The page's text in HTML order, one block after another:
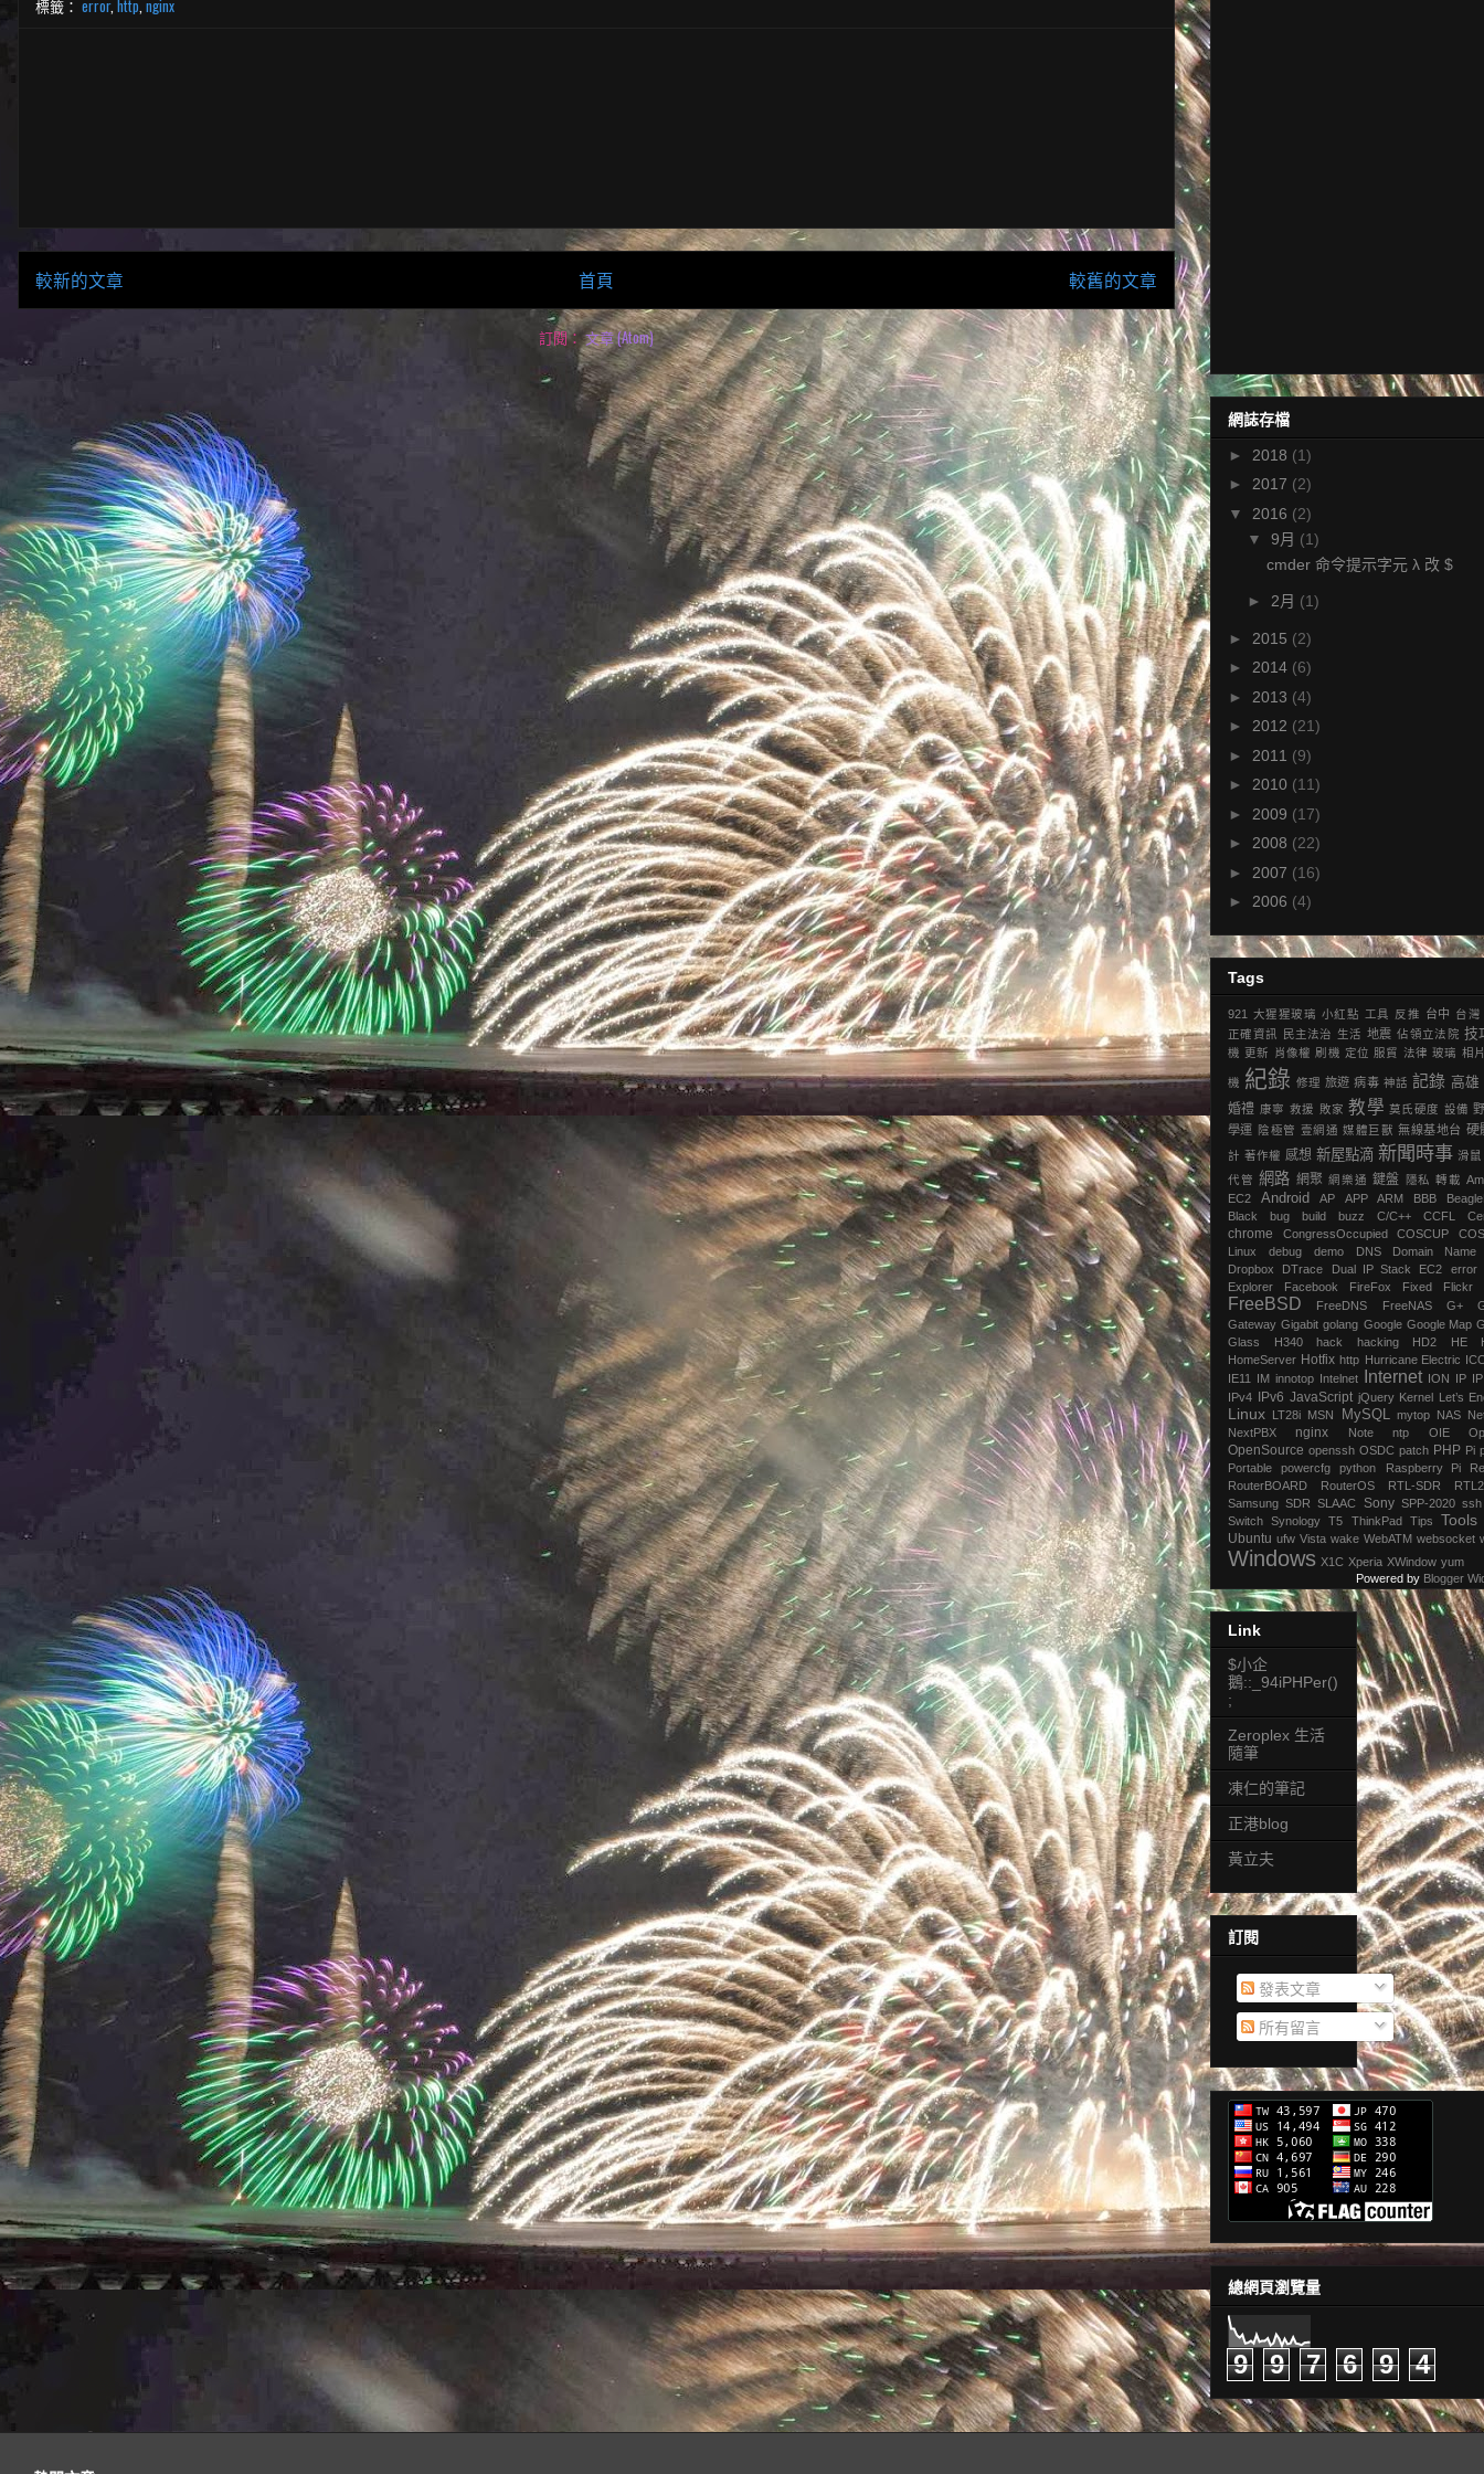
標籤： error, http,nginx
較新的文章 較舊的文章
首頁
訂閱：文章 (Atom)
網誌存檔
► 2018 (1)
► 2017 (2)
▼ 2016 (2)
▼ 9月 (1)
cmder 命令提示字元 λ 改 $
► 2月 (1)
► 2015 (2)
► 2014 (6)
► 2013 (4)
► 2012 (21)
► 2011 (9)
► 2010 (11)
► 2009 (17)
► 2008 (22)
► 2007 (16)
► 2006 (4)
Tags
921 大猩猩玻璃 小紅點 工具 反推 台中 台灣
正確資訊
民主法治 生活 地震 ‎佔領立法院‬ 技
機 更新 肖像權 刷機 定位 服貿 法律 玻璃 相
機 紀錄 修理 旅遊 病毒 神話 記錄 高雄
婚禮 康寧 救援 敗家 教學 莫氏硬度 設備
學運 陰極管 壹網通 媒體巨獸 無線基地台 硬
計 著作權 感想 新屋點滴 新聞時事 滑鼠
代管 網路 網聚 網樂通 鍵盤 隱私 轉載
EC2
Android AP APP ARM BBB
Black
bug build buzz C/C++ CCFL
chrome ‎CongressOccupied COSCUP
Linux
debug demo DNS
Domain Name
Dropbox
DTrace Dual IP Stack EC2
error
Explorer
Facebook FireFox Fixed Flickr
FreeBSD FreeDNS FreeNAS G+
Gateway Gigabit golang Google Google Map
Glass
H340 hack hacking HD2 HE
HomeServer Hotfix http Hurricane Electric
IE11
IM innotop Intelnet Internet ION IP
IPv4 IPv6 JavaScript jQuery Kernel Let’s
Linux LT28i MSN MySQL mytop NAS
NextPBX
nginx Note ntp OIE
OpenSource openssh OSDC patch PHP Pi
Portable
powercfg python Raspberry Pi
RouterBOARD
RouterOS RTL-SDR
Samsung SDR SLAAC Sony SPP-2020 ssh
Switch Synology T5 ThinkPad Tips Tools
Ubuntu ufw Vista wake WebATM websocket
Windows X1C Xperia XWindow yum
Powered by Blogger
Link
$小企
鵝::_94iPHPer()
;
Zeroplex 生活
隨筆
凍仁的筆記
正港blog
黃立夫
訂閱
發表文章
所有留言
總網頁瀏覽量
9 9 7 6 9 4